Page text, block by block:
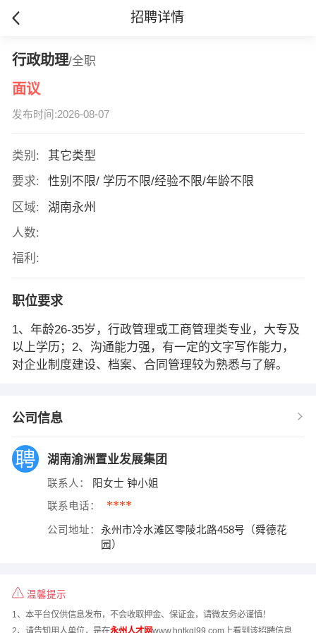
招聘详情
行政助理/全职
面议
发布时间:2026-08-07
类别:
其它类型
要求:
性别不限/ 学历不限/经验不限/年龄不限
区域:
湖南永州
人数:
福利:
职位要求
1、年龄26-35岁，行政管理或工商管理类专业，大专及
以上学历；2、沟通能力强，有一定的文字写作能力，
对企业制度建设、档案、合同管理较为熟悉与了解。
公司信息
湖南渝洲置业发展集团
联系人： 阳女士 钟小姐
联系电话： ****
公司地址：
永州市冷水滩区零陵北路458号（舜德花
园）
温馨提示
1、本平台仅供信息发布，不会收取押金、保证金，请微友务必谨慎！
2、请告知用人单位，是在永州人才网www.hntkgl99.com上看到该招聘信息